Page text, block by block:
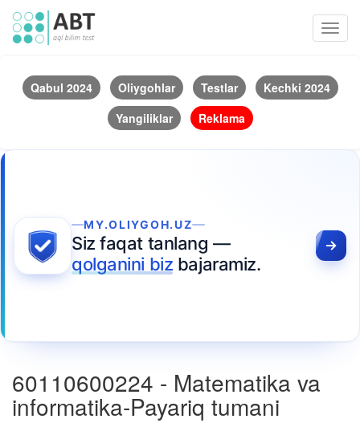
Qabul 2024 Oliygohlar Testlar
Kechki 2024
Yangiliklar
Reklama
MY.OLIYGOH.UZ
Siz faqat tanlang —
qolganini biz bajaramiz.
60110600224 - Matematika va
informatika-Payariq tumani